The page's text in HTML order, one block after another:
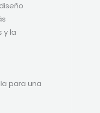
y la
para una